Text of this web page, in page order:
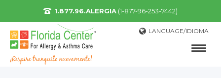
1.877.96.ALERGIA (1-877-96-253-7442)
LANGUAGE/IDIOMA